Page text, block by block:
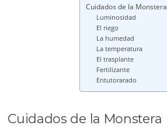
Cuidados de la Monstera
Luminosidad
El riego
La humedad
La temperatura
El trasplante
Fertilizante
Entutorarado
Cuidados de la Monstera